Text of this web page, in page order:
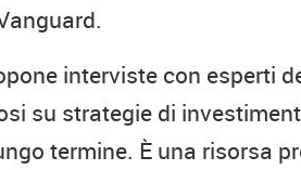
interviste con esperti
su strategie di
termine. È una risorsa